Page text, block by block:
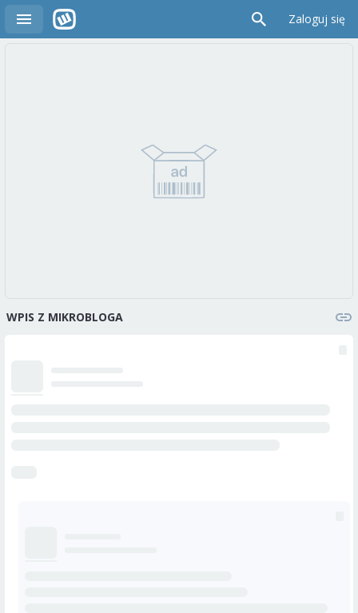
Zaloguj się
WPIS Z MIKROBLOGA